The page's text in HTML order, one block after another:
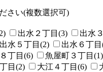
さい(複数選択可)
出水２丁目(3) 出水
出水５丁目(2) 出水６丁目
丁目(6) 魚屋町３丁目(1)
目(2) 大江４丁目(6)